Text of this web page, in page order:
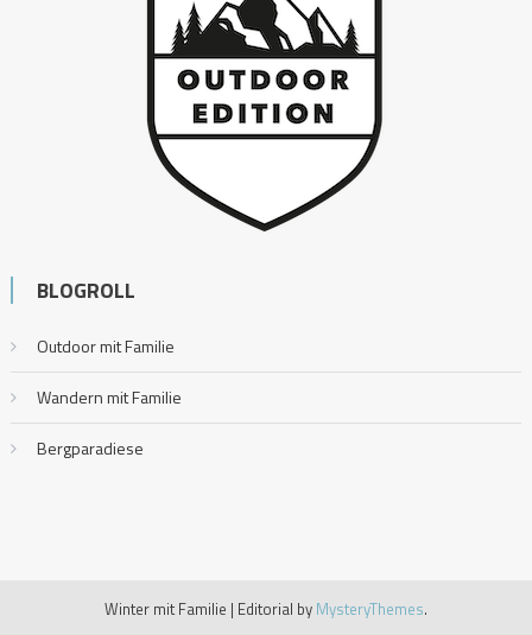
BLOGROLL
Outdoor mit Familie
Wandern mit Familie
Bergparadiese
Winter mit Familie | Editorial by MysteryThemes.